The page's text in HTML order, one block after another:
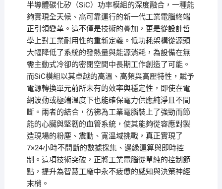
半導體碳化矽（SiC）功率模組的深度融合，一種能
夠實現全天候、高可靠運行的新一代工業電腦終端
正引領變革。這不僅是技術的疊加，更是從設計哲
學上對工業耐用性的重新定義。低功耗架構從源頭
大幅降低了系統的發熱量與能源消耗，為設備在無
需主動式冷卻的密閉空間中長期工作創造了可能。
而SiC模組以其卓越的高溫、高頻與高壓特性，賦予
電源轉換單元前所未有的效率與穩定性，即使在電
網波動或極端溫度下也能確保電力供應純淨且不間
斷。兩者的結合，彷彿為工業電腦裝上了強勁而節
能的心臟與堅韌的血管系統，使其能夠從容應對製
造現場的粉塵、震動、寬溫域挑戰，真正實現了
7×24小時不間斷的數據採集、邊緣運算與即時控
制。這項技術突破，正將工業電腦從單純的控制節
點，提升為智慧工廠中永不疲憊的感知與決策神經
末梢。